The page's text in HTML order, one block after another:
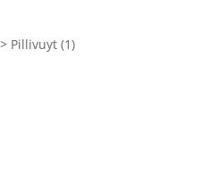
Pillivuyt (1)